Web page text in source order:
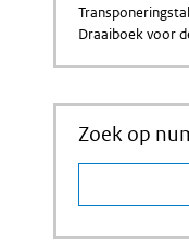
Draaiboek voor
Zoek op